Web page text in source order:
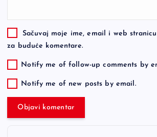
Sačuvaj moje ime, email i web
za buduće komentare.
Notify me of follow-up comments by
Notify me of new posts by email.